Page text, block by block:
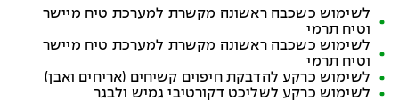
לשימוש כשכבה ראשונה מקשרת למערכת טיח מיישר
וטיח תרמי
לשימוש כשכבה ראשונה מקשרת למערכת טיח מיישר
וטיח תרמי
לשימוש כרקע להדבקת חיפוים קשיחים (אריחים ואבן)
לשימוש כרקע לשליכט דקורטיבי גמיש ולבגר